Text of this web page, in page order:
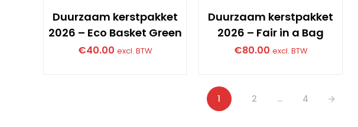
Duurzaam kerstpakket
2026 – Eco Basket Green
€40.00 excl. BTW
Duurzaam kerstpakket
2026 – Fair in a Bag
€80.00 excl. BTW
1 2 … 4